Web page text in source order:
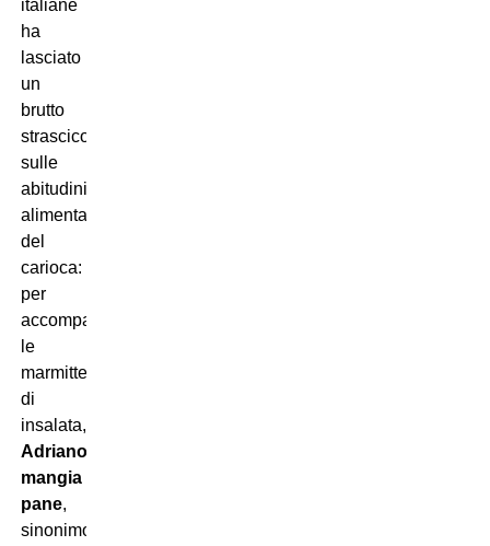
italiane
ha
lasciato
un
brutto
strascico
sulle
abitudini
alimentari
del
carioca:
per
accompagnare
le
marmitte
di
insalata,
Adriano
mangia
pane,
sinonimo